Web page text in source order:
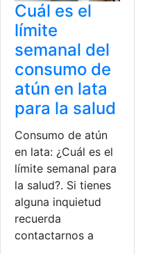
Cuál es el
límite
semanal del
consumo de
atún en lata
para la salud
Consumo de atún
en lata: ¿Cuál es el
límite semanal para
la salud?. Si tienes
alguna inquietud
recuerda
contactarnos a